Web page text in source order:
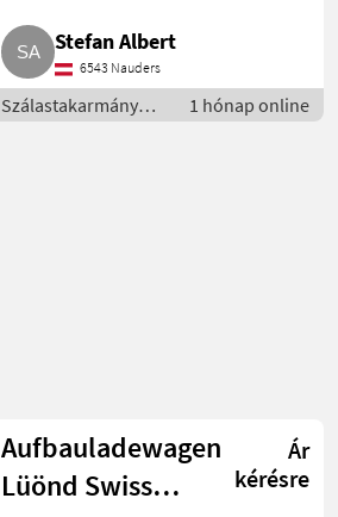
Stefan Albert
6543 Nauders
Szálastakarmány
betakarítók /
1 hónap online
Aufbauladewagen
Lüönd Swiss
Ár
kérésre